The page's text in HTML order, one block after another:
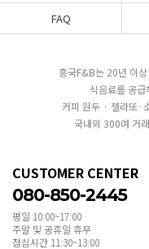
FAQ
흥국F&B는 20년 이
식음료를 공
커피 원두 · 젤라또·
국내외 300여 거
CUSTOMER CENTER
080-850-2445
평일 10:00~17:00
주말 및 공휴일 휴무
점심시간 11:30~13:00